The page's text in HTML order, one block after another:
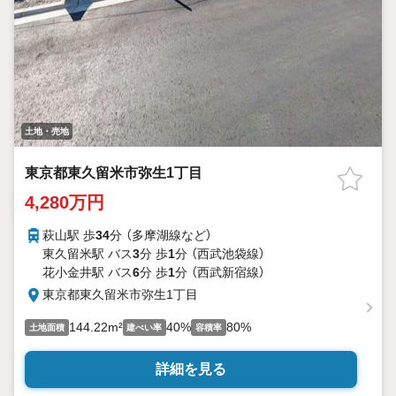
土地・売地
東京都東久留米市弥生1丁目
4,280万円
萩山駅 歩34分 （多摩湖線など）
東久留米駅 バス3分 歩1分 （西武池袋線）
花小金井駅 バス6分 歩1分 （西武新宿線）
東京都東久留米市弥生1丁目
土地面積 144.22m² 建ぺい率 40% 容積率 80%
詳細を見る